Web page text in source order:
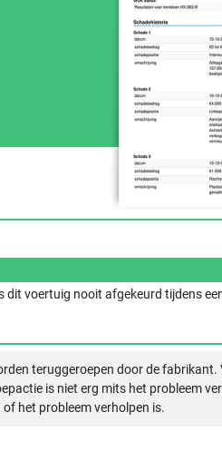
dit voertuig nooit afgekeurd tijdens
teruggeroepen door de
is niet erg mits het probleem
het probleem verholpen is.